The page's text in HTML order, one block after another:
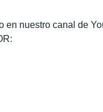
en nuestro canal de